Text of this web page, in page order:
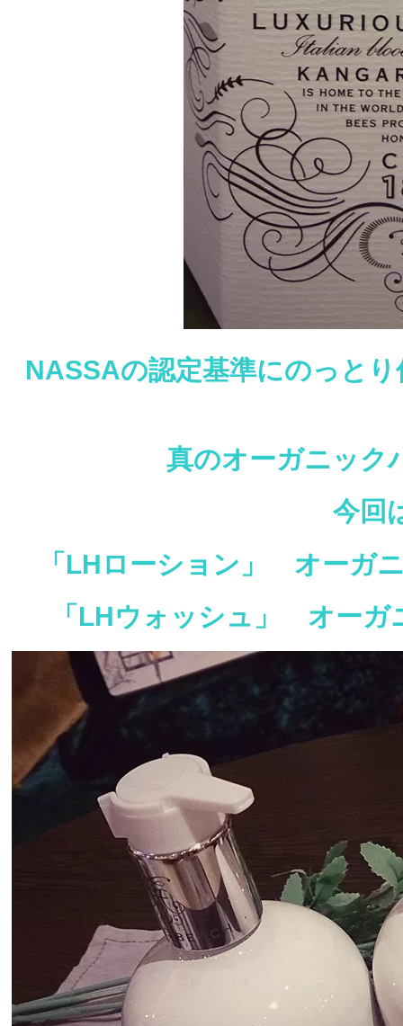
NASSAの認定基準にのっと
真のオーガニック
今回
「LHローション」 オーガ
「LHウォッシュ」 オー